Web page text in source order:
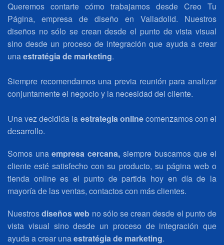
Queremos contarte cómo trabajamos desde Creo Tu
Página, empresa de diseño en Valladolid. Nuestros
diseños no sólo se crean desde el punto de vista visual
sino desde un proceso de integración que ayuda a crear
unaestratégia de marketing.
Siempre recomendamos una previa reunión para analizar
conjuntamente el negocio y la necesidad del cliente.
Una vez decidida la estrategia onlinecomenzamos con el
desarrollo.
Somos unaempresa cercana, siempre buscamos que el
cliente esté satisfecho con su producto, su página web o
tienda online es el punto de partida hoy en día de la
mayoría de las ventas, contactos con más clientes.
Nuestrosdiseños web no sólo se crean desde el punto de
vista visual sino desde un proceso de integración que
ayuda a crear unaestratégia de marketing.